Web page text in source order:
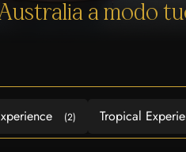
a modo
(2) Tropical